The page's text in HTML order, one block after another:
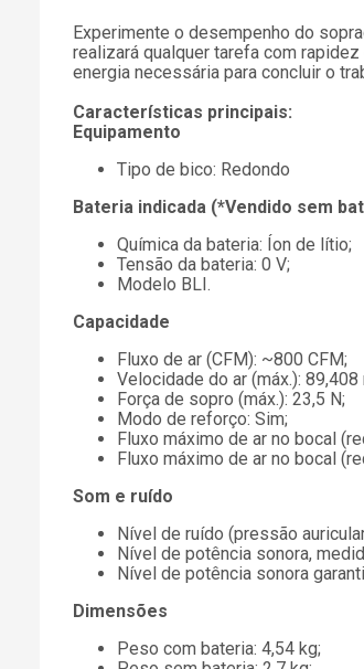
Experimente o desempenho do
realizará qualquer tarefa com
energia necessária para concluir o
Características principais:
Equipamento
Tipo de bico: Redondo
Bateria indicada (*Vendido sem
Química da bateria: Íon de lítio;
Tensão da bateria: 0 V;
Modelo BLI.
Capacidade
Fluxo de ar (CFM): ~800 CFM;
Velocidade do ar (máx.):
Força de sopro (máx.): 23,5 N;
Modo de reforço: Sim;
Fluxo máximo de ar no bocal
Fluxo máximo de ar no bocal
Som e ruído
Nível de ruído (pressão
Nível de potência sonora,
Nível de potência sonora
Dimensões
Peso com bateria: 4,54 kg;